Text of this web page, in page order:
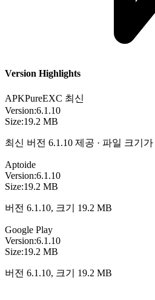
Version Highlights
APKPureEXC 최신
Version:6.1.10
Size:19.2 MB
최신 버전 6.1.10 제공 · 파일 크기
Aptoide
Version:6.1.10
Size:19.2 MB
버전 6.1.10, 크기 19.2 MB
Google Play
Version:6.1.10
Size:19.2 MB
버전 6.1.10, 크기 19.2 MB